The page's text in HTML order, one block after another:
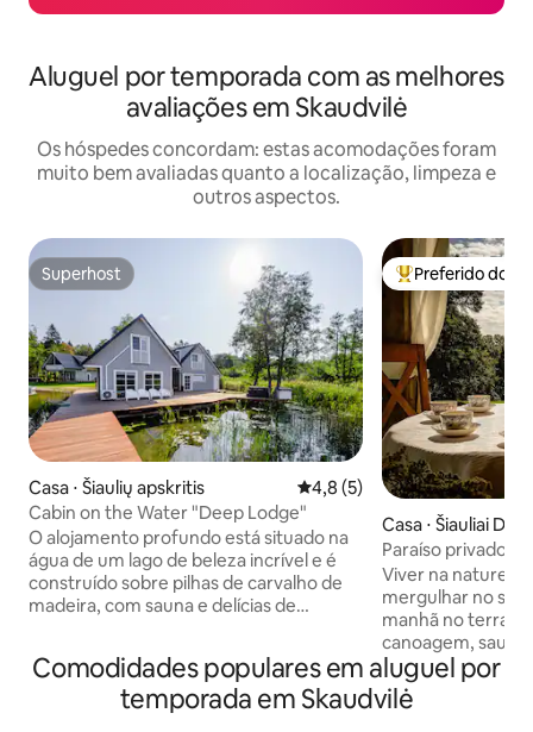
Aluguel por temporada com as melhores
avaliações em Skaudvilė
Os hóspedes concordam: estas acomodações foram
muito bem avaliadas quanto a localização, limpeza e
outros aspectos.
Superhost
Superhost
Casa ⋅ Šiaulių apskritis 4,8 de uma avaliação média
4,8 (5)
Cabin on the Water "Deep Lodge"
O alojamento profundo está situado na
água de um lago de beleza incrível e é
construído sobre pilhas de carvalho de
madeira, com sauna e delícias de
companhia de amigos. Nos quartos você
vai encontrar itens de higiene
necessários, secadores de cabelo. A sala
Entre os
Preferido dos
Casa ⋅ Šiauliai
ality
Paraíso privado
Viver na
mergulhar no
manhã no
canoagem,
de bétula real,
cogumelos, um
lado de fora - um
Comodidades populares em aluguel por
temporada em Skaudvilė